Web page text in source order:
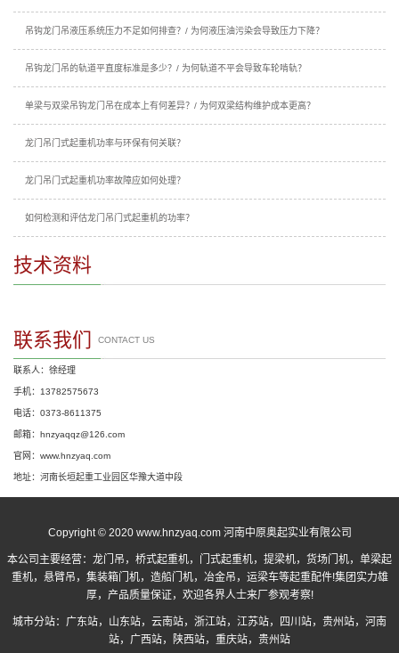
吊钩龙门吊液压系统压力不足如何排查？/ 为何液压油污染会导致压力下降？
吊钩龙门吊的轨道平直度标准是多少？/ 为何轨道不平会导致车轮啃轨？
单梁与双梁吊钩龙门吊在成本上有何差异？/ 为何双梁结构维护成本更高？
龙门吊门式起重机功率与环保有何关联？
龙门吊门式起重机功率故障应如何处理？
如何检测和评估龙门吊门式起重机的功率？
技术资料
联系我们 CONTACT US
联系人：徐经理
手机：13782575673
电话：0373-8611375
邮箱：hnzyaqqz@126.com
官网：www.hnzyaq.com
地址：河南长垣起重工业园区华豫大道中段
Copyright © 2020 www.hnzyaq.com 河南中原奥起实业有限公司
本公司主要经营： 龙门吊 ， 桥式起重机， 门式起重机，提梁机，货场门机，单梁起
重机，悬臂吊，集装箱门机，造船门机，冶金吊，运梁车等起重配件!集团实力雄
厚，产品质量保证，欢迎各界人士来厂参观考察!
城市分站： 广东站， 山东站， 云南站， 浙江站， 江苏站， 四川站， 贵州站， 河南
站， 广西站， 陕西站， 重庆站， 贵州站